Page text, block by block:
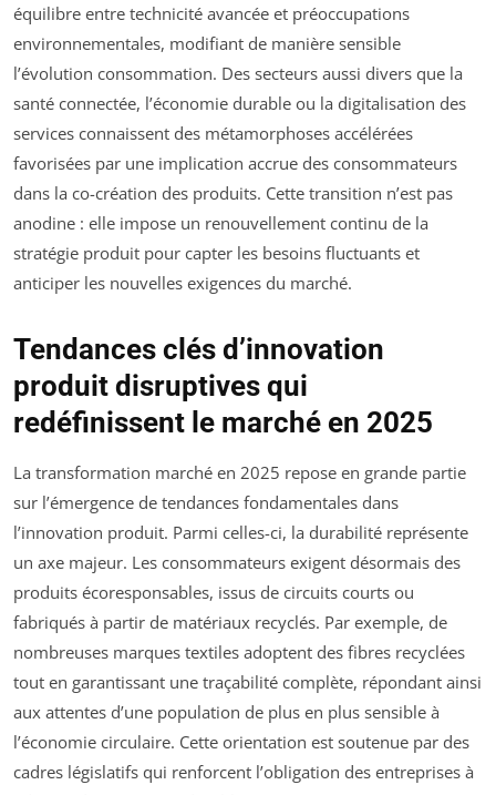
équilibre entre technicité avancée et préoccupations
environnementales, modifiant de manière sensible
l’évolution consommation. Des secteurs aussi divers que la
santé connectée, l’économie durable ou la digitalisation des
services connaissent des métamorphoses accélérées
favorisées par une implication accrue des consommateurs
dans la co-création des produits. Cette transition n’est pas
anodine : elle impose un renouvellement continu de la
stratégie produit pour capter les besoins fluctuants et
anticiper les nouvelles exigences du marché.
Tendances clés d’innovation
produit disruptives qui
redéfinissent le marché en 2025
La transformation marché en 2025 repose en grande partie
sur l’émergence de tendances fondamentales dans
l’innovation produit. Parmi celles-ci, la durabilité représente
un axe majeur. Les consommateurs exigent désormais des
produits écoresponsables, issus de circuits courts ou
fabriqués à partir de matériaux recyclés. Par exemple, de
nombreuses marques textiles adoptent des fibres recyclées
tout en garantissant une traçabilité complète, répondant ainsi
aux attentes d’une population de plus en plus sensible à
l’économie circulaire. Cette orientation est soutenue par des
cadres législatifs qui renforcent l’obligation des entreprises à